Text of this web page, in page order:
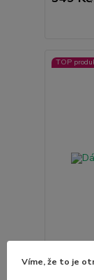
TOP
Dámské
Víme, že to je